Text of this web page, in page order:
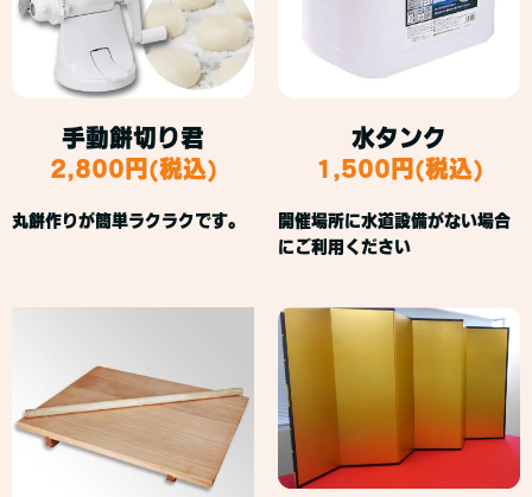
手動餅切り君
2,800円(税込)
丸餅作りが簡単ラクラクです。
水タンク
1,500円(税込)
開催場所に水道設備がない場合
にご利用ください